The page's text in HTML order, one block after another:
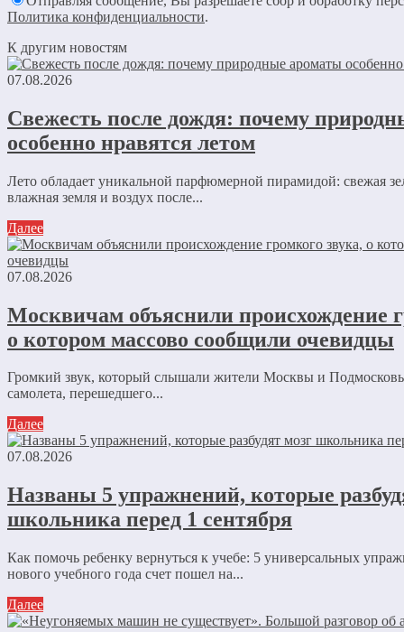
Политика конфиденциальности.
К другим новостям
07.08.2026
Свежесть после дождя: почему
особенно нравятся летом
Лето обладает уникальной парфюмерной пирамидой: свежая
влажная земля и воздух после...
Далее
07.08.2026
Москвичам объяснили происхождение
о котором массово сообщили очевидцы
Громкий звук, который слышали жители Москвы и
самолета, перешедшего...
Далее
07.08.2026
Названы 5 упражнений, которые
школьника перед 1 сентября
Как помочь ребенку вернуться к учебе: 5 универсальных
нового учебного года счет пошел на...
Далее